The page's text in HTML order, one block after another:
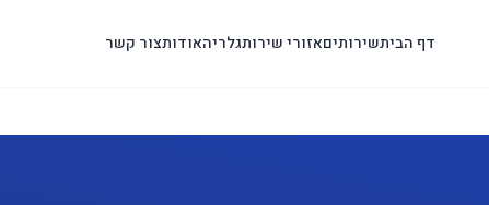
דף הביתשירותיםאזורי שירותגלריהאודותצור קשר